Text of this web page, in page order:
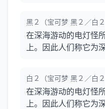
黑２（宝可梦 黑２／白２
在深海游动的电灯怪
上。因此人们称它为
白２（宝可梦 黑２／白２
在深海游动的电灯怪
上。因此人们称它为